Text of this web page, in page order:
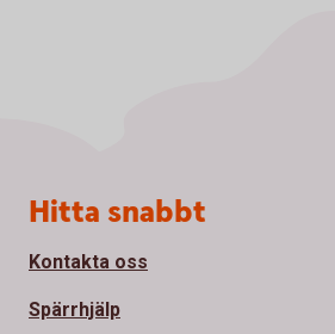
Sidfot
Hitta snabbt
Kontakta oss
Spärrhjälp